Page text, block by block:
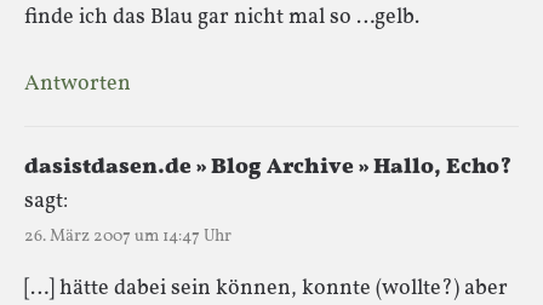
finde ich das Blau gar nicht mal so …gelb.
Antworten
dasistdasen.de » Blog Archive » Hallo, Echo?
sagt:
26. März 2007 um 14:47 Uhr
[…] hätte dabei sein können, konnte (wollte?) aber